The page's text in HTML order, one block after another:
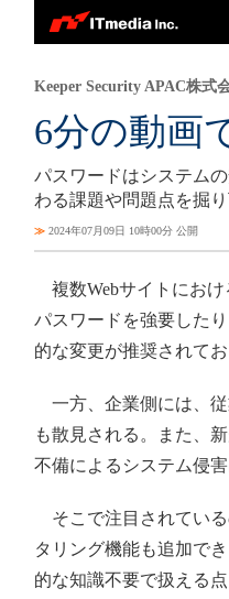
6分の動画
Keeper Security APAC株式
パスワードはシステム
わる課題や問題点を掘
≫ 2024年07月09日 10時00分 公開
複数Webサイトにおけ
パスワードを強要した
的な変更が推奨されて
一方、企業側には、従
も散見される。また、
不備によるシステム侵
そこで注目されている
タリング機能も追加で
的な知識不要で扱える点